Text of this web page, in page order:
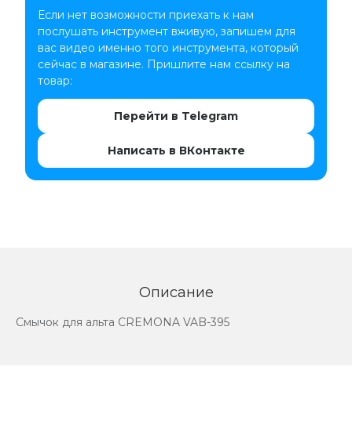
Если нет возможности приехать к нам
послушать инструмент вживую, запишем для
вас видео именно того инструмента, который
сейчас в магазине. Пришлите нам ссылку на
товар:
Перейти в Telegram
Написать в ВКонтакте
Описание
Смычок для альта CREMONA VAB-395